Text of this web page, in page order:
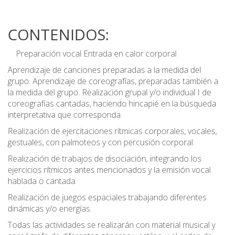
CONTENIDOS:
Preparación vocal Entrada en calor corporal
Aprendizaje de canciones preparadas a la medida del
grupo. Aprendizaje de coreografías, preparadas también a
la medida del grupo. Realización grupal y/o individual I de
coreografías cantadas, haciendo hincapié en la búsqueda
interpretativa que corresponda.
Realización de ejercitaciones rítmicas corporales, vocales,
gestuales, con palmoteos y con percusión corporal.
Realización de trabajos de disociación, integrando los
ejercicios rítmicos antes mencionados y la emisión vocal
hablada o cantada.
Realización de juegos espaciales trabajando diferentes
dinámicas y/o energías.
Todas las actividades se realizarán con material musical y